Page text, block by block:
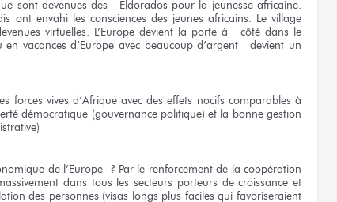
sont devenues des Eldorados pour la jeunesse africaine.
ont envahi les consciences des jeunes africains. Le village
virtuelles. L’Europe devient la porte à côté dans le
vacances d’Europe avec beaucoup d’argent devient un
forces vives d’Afrique avec des effets nocifs comparables à
démocratique (gouvernance politique) et la bonne gestion
de l’Europe ? Par le renforcement de la coopération
dans tous les secteurs porteurs de croissance et
des personnes (visas longs plus faciles qui favoriseraient